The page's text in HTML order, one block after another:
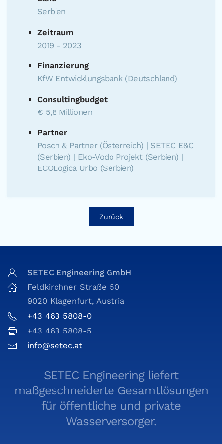
Serbien
Zeitraum
2019 - 2023
Finanzierung
KfW Entwicklungsbank (Deutschland)
Consultingbudget
€ 5,8 Millionen
Partner
Posch & Partner (Österreich) | SETEC E&C
(Serbien) | Eko-Vodo Projekt (Serbien) |
ECOLogica Urbo (Serbien)
Zurück
SETEC Engineering GmbH
Feldkirchner Straße 50
9020 Klagenfurt, Austria
+43 463 5808-0
+43 463 5808-5
info@setec.at
SETEC Engineering liefert
maßgeschneiderte Gesamtlösungen
für öffentliche und private
Wasserversorger.